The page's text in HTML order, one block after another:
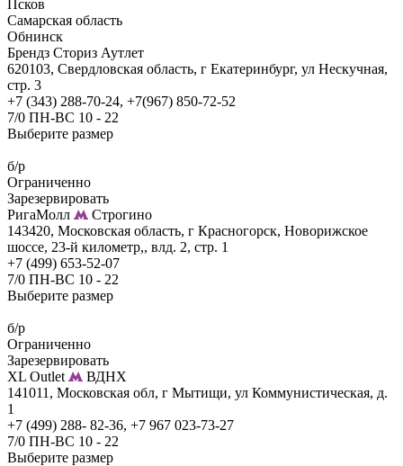
Псков
Самарская область
Обнинск
Брендз Сториз Аутлет
620103, Свердловская область, г Екатеринбург, ул Нескучная,
стр. 3
+7 (343) 288-70-24, +7(967) 850-72-52
7/0 ПН-ВС 10 - 22
Выберите размер
б/р
Ограниченно
Зарезервировать
РигаМолл
Строгино
143420, Московская область, г Красногорск, Новорижское
шоссе, 23-й километр,, влд. 2, стр. 1
+7 (499) 653-52-07
7/0 ПН-ВС 10 - 22
Выберите размер
б/р
Ограниченно
Зарезервировать
XL Outlet
ВДНХ
141011, Московская обл, г Мытищи, ул Коммунистическая, д.
1
+7 (499) 288- 82-36, +7 967 023-73-27
7/0 ПН-ВС 10 - 22
Выберите размер